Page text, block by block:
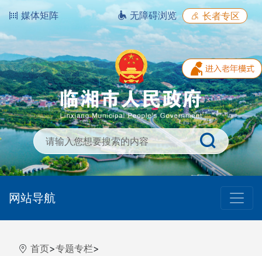
媒体矩阵 无障碍浏览 长者专区
网站导航
首页>专题专栏>